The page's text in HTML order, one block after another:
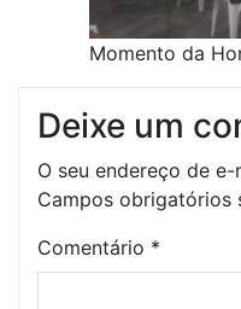
Momento da
Deixe um
O seu endereço de
Campos obrigatórios
Comentário *